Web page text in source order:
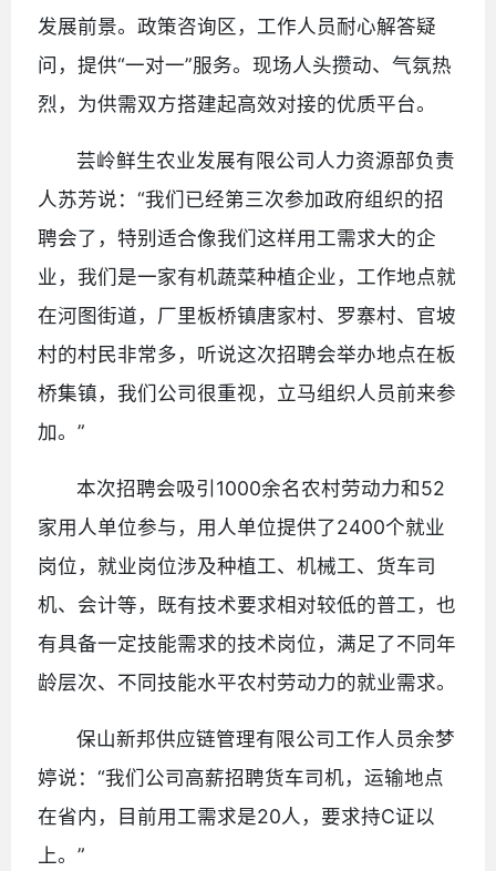
发展前景。政策咨询区，工作人员耐心解答疑
问，提供“一对一”服务。现场人头攒动、气氛热
烈，为供需双方搭建起高效对接的优质平台。
芸岭鲜生农业发展有限公司人力资源部负责
人苏芳说：“我们已经第三次参加政府组织的招
聘会了，特别适合像我们这样用工需求大的企
业，我们是一家有机蔬菜种植企业，工作地点就
在河图街道，厂里板桥镇唐家村、罗寨村、官坡
村的村民非常多，听说这次招聘会举办地点在板
桥集镇，我们公司很重视，立马组织人员前来参
加。”
本次招聘会吸引1000余名农村劳动力和52
家用人单位参与，用人单位提供了2400个就业
岗位，就业岗位涉及种植工、机械工、货车司
机、会计等，既有技术要求相对较低的普工，也
有具备一定技能需求的技术岗位，满足了不同年
龄层次、不同技能水平农村劳动力的就业需求。
保山新邦供应链管理有限公司工作人员余梦
婷说：“我们公司高薪招聘货车司机，运输地点
在省内，目前用工需求是20人，要求持C证以
上。”